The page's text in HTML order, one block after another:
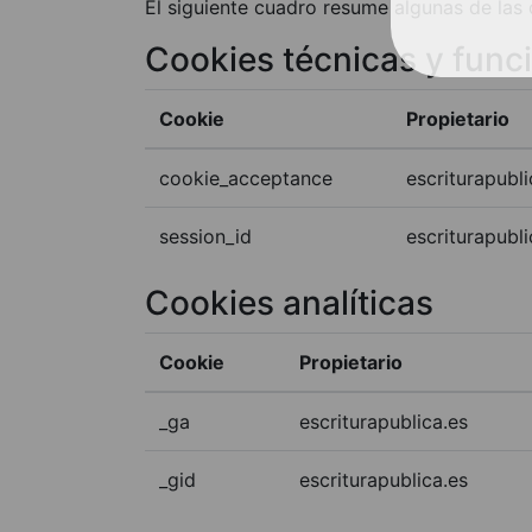
El siguiente cuadro resume algunas de
Cookies técnicas y
Cookie Propietario
cookie_acceptance
session_id
Cookies analíticas
Cookie Propietario
_ga escriturapublica.es
_gid escriturapublica.es